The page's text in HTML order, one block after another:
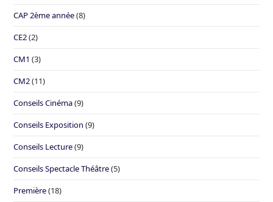
CAP 2ème année(8)
CE2(2)
CM1 (3)
CM2(11)
Conseils Cinéma(9)
Conseils Exposition (9)
Conseils Lecture(9)
Conseils Spectacle Théâtre(5)
Première(18)